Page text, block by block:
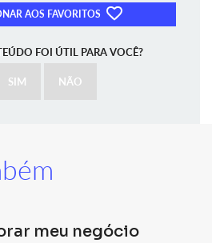
AOS FAVORITOS
FOI ÚTIL PARA VOCÊ?
SIM NÃO
meu negócio